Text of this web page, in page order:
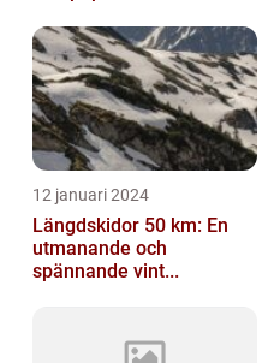
12 januari 2024
Längdskidor 50 km: En
utmanande och
spännande vint...